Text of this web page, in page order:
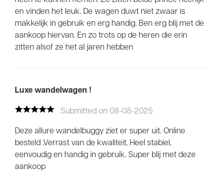
en vinden het leuk. De wagen duwt niet zwaar is
makkelijk in gebruik en erg handig. Ben erg blij met de
aankoop hiervan. En zo trots op de heren die erin
zitten alsof ze het al jaren hebben
Luxe wandelwagen !
Submitted on 08-08-2025
Deze allure wandelbuggy ziet er super uit. Online
besteld .Verrast van de kwaliteit. Heel stabiel,
eenvoudig en handig in gebruik. Super blij met deze
aankoop